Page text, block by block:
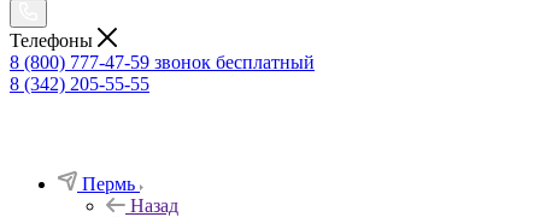
Телефоны
8 (800) 777-47-59 звонок бесплатный
8 (342) 205-55-55
Пермь
Назад